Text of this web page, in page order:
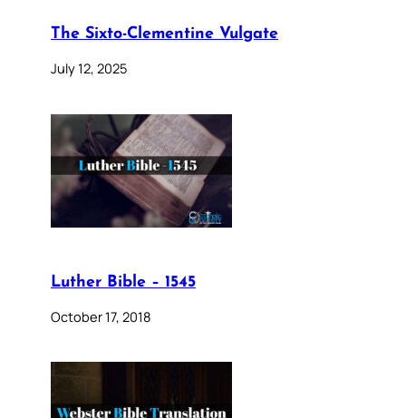
The Sixto-Clementine Vulgate
July 12, 2025
Luther Bible – 1545
October 17, 2018